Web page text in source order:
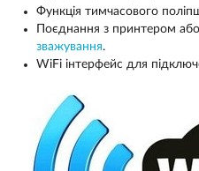
Функція тимчасового
Поєднання з принтером
зважування.
WiFi інтерфейс для